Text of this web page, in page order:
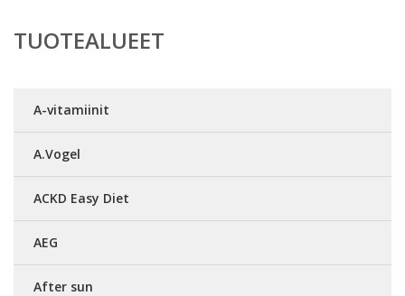
TUOTEALUEET
A-vitamiinit
A.Vogel
ACKD Easy Diet
AEG
After sun